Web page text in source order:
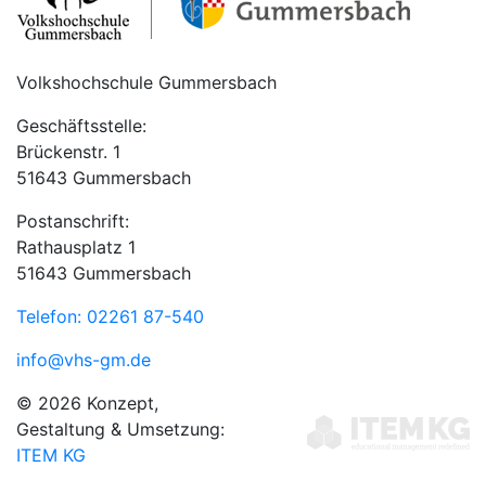
Volkshochschule Gummersbach
Geschäftsstelle:
Brückenstr. 1
51643 Gummersbach
Postanschrift:
Rathausplatz 1
51643 Gummersbach
Telefon: 02261 87-540
info@vhs-gm.de
© 2026 Konzept,
Gestaltung & Umsetzung:
ITEM KG